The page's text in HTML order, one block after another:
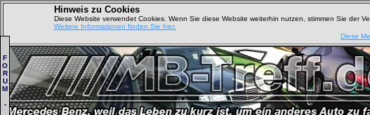
Hinweis zu Cookies
Diese Website verwendet Cookies. Wenn Sie diese Website weiterhin nutzen, stimmen Sie der
Weitere Informationen finden Sie hier.
Diese
F
O
R
U
M
-